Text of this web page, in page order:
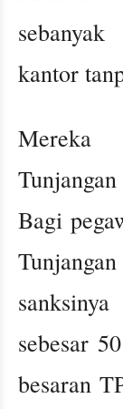
kantor
Mereka
Bagi
sebesar
besaran